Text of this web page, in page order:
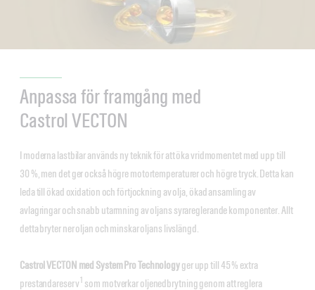
Anpassa för framgång med
Castrol VECTON
I moderna lastbilar används ny teknik för att öka vridmomentet med upp till
30 %, men det ger också högre motortemperaturer och högre tryck. Detta kan
leda till ökad oxidation och förtjockning av olja, ökad ansamling av
avlagringar och snabb utarmning av oljans syrareglerande komponenter. Allt
detta bryter ner oljan och minskar oljans livslängd.
Castrol VECTON med System Pro Technologyger upp till 45 % extra
prestandareserv1 som motverkar oljenedbrytning genom att reglera